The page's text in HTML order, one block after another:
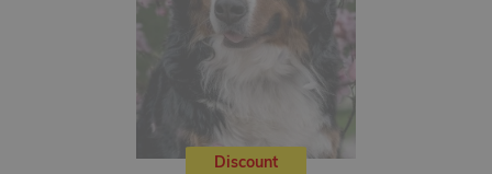
Discount